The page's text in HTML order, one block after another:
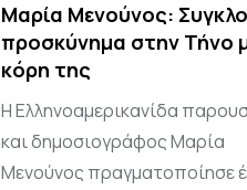
Μαρία Μενούνος:
προσκύνημα στην Τήνο
κόρη της
Η Ελληνοαμερικανίδα
και δημοσιογράφος Μαρία
Μενούνος πραγματοποίησε